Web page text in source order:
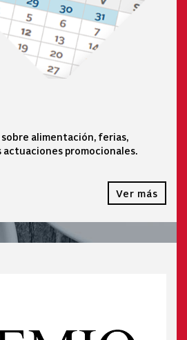
alimentación, ferias,
promocionales.
Ver más